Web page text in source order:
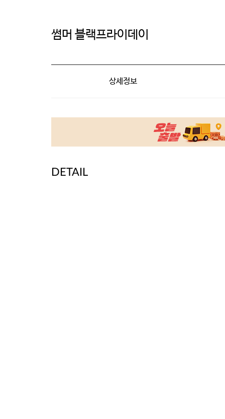
썸머 블랙프라이데이
상세정보
DETAIL